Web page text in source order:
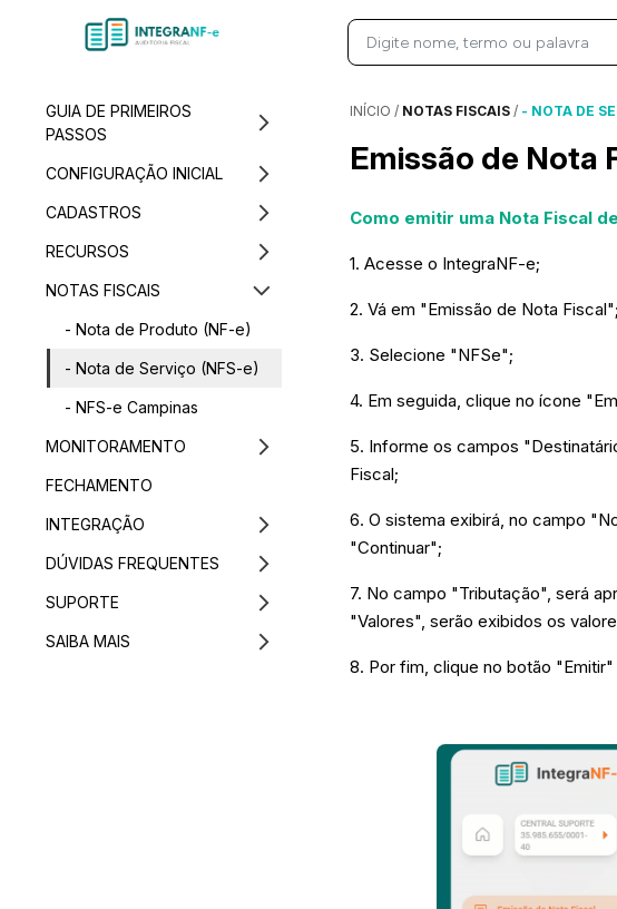
GUIA DE PRIMEIROS
PASSOS
CONFIGURAÇÃO INICIAL
CADASTROS
RECURSOS
NOTAS FISCAIS
- Nota de Produto (NF-e)
- Nota de Serviço (NFS-e)
- NFS-e Campinas
MONITORAMENTO
FECHAMENTO
INTEGRAÇÃO
DÚVIDAS FREQUENTES
SUPORTE
SAIBA MAIS
INÍCIO / NOTAS FISCAIS / - NOTA DE
Emissão de Nota
Como emitir uma Nota Fiscal
1. Acesse o IntegraNF-e;
2. Vá em "Emissão de Nota Fiscal";
3. Selecione "NFSe";
4. Em seguida, clique no ícone
5. Informe os campos
Fiscal;
6. O sistema exibirá, no campo
"Continuar";
7. No campo "Tributação", será
"Valores", serão exibidos os
8. Por fim, clique no botão